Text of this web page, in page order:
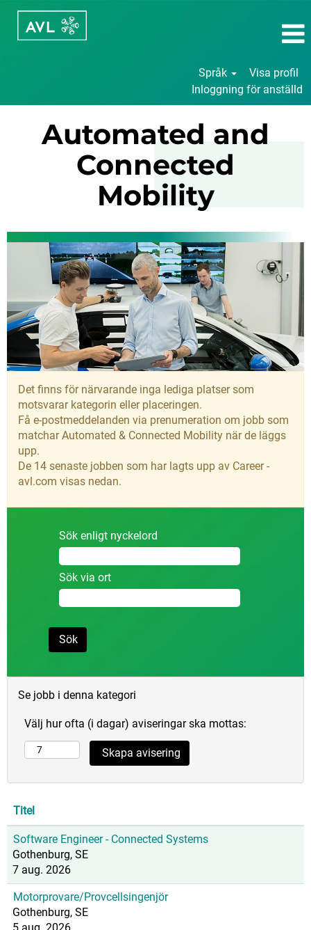
Språk
Visa profil
Inloggning för anställd
Connected
Automated and
Connected
Mobility
Det finns för närvarande inga lediga platser som
motsvarar kategorin eller placeringen.
Få e-postmeddelanden via prenumeration om jobb som
matchar Automated & Connected Mobility när de läggs
upp.
De 14 senaste jobben som har lagts upp av Career -
avl.com visas nedan.
Sök enligt nyckelord
Sök via ort
Se jobb i denna kategori
Välj hur ofta (i dagar) aviseringar ska mottas:
Titel
Software Engineer - Connected Systems
Gothenburg, SE
7 aug. 2026
Motorprovare/Provcellsingenjör
Gothenburg, SE